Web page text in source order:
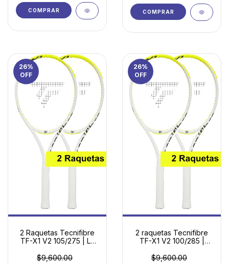
COMPRAR COMPRAR
26%
OFF
2 Raquetas Tecnifibre
TF-X1 V2 105/275 | La
para Principiantes
$9,600.00
26%
OFF
2 raquetas Tecnifibre
TF-X1 V2 100/285 |
Jugadores en
$9,600.00